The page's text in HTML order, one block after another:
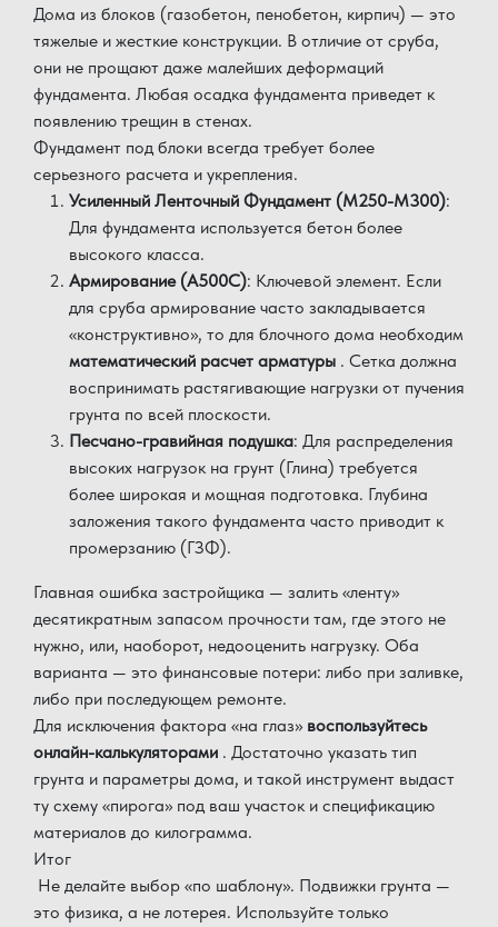
Дома из блоков (газобетон, пенобетон, кирпич) — это
тяжелые и жесткие конструкции. В отличие от сруба,
они не прощают даже малейших деформаций
фундамента. Любая осадка фундамента приведет к
появлению трещин в стенах.
Фундамент под блоки всегда требует более
серьезного расчета и укрепления.
Усиленный Ленточный Фундамент (М250-М300):
Для фундамента используется бетон более
высокого класса.
Армирование (А500С): Ключевой элемент. Если
для сруба армирование часто закладывается
«конструктивно», то для блочного дома необходим
математический расчет арматуры . Сетка должна
воспринимать растягивающие нагрузки от пучения
грунта по всей плоскости.
Песчано-гравийная подушка: Для распределения
высоких нагрузок на грунт (Глина) требуется
более широкая и мощная подготовка. Глубина
заложения такого фундамента часто приводит к
промерзанию (ГЗФ).
Главная ошибка застройщика — залить «ленту»
десятикратным запасом прочности там, где этого не
нужно, или, наоборот, недооценить нагрузку. Оба
варианта — это финансовые потери: либо при заливке,
либо при последующем ремонте.
Для исключения фактора «на глаз» воспользуйтесь
онлайн-калькуляторами . Достаточно указать тип
грунта и параметры дома, и такой инструмент выдаст
ту схему «пирога» под ваш участок и спецификацию
материалов до килограмма.
Итог
Не делайте выбор «по шаблону». Подвижки грунта —
это физика, а не лотерея. Используйте только